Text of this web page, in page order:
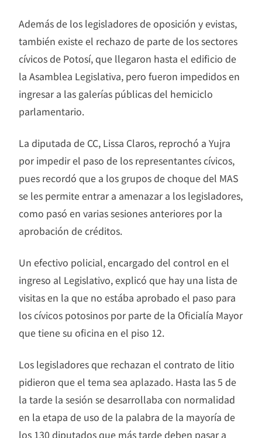
Además de los legisladores de oposición y evistas,
también existe el rechazo de parte de los sectores
cívicos de Potosí, que llegaron hasta el edificio de
la Asamblea Legislativa, pero fueron impedidos en
ingresar a las galerías públicas del hemiciclo
parlamentario.
La diputada de CC, Lissa Claros, reprochó a Yujra
por impedir el paso de los representantes cívicos,
pues recordó que a los grupos de choque del MAS
se les permite entrar a amenazar a los legisladores,
como pasó en varias sesiones anteriores por la
aprobación de créditos.
Un efectivo policial, encargado del control en el
ingreso al Legislativo, explicó que hay una lista de
visitas en la que no estába aprobado el paso para
los cívicos potosinos por parte de la Oficialía Mayor
que tiene su oficina en el piso 12.
Los legisladores que rechazan el contrato de litio
pidieron que el tema sea aplazado. Hasta las 5 de
la tarde la sesión se desarrollaba con normalidad
en la etapa de uso de la palabra de la mayoría de
los 130 diputados que más tarde deben pasar a